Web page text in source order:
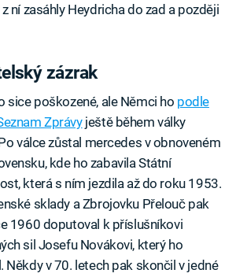
ní zasáhly Heydricha do zad a později
zázrak
sice poškozené, ale Němci ho podle
Zprávyještě během války
válce zůstal mercedes v obnoveném
kde ho zabavila Státní
která s ním jezdila až do roku 1953.
sklady a Zbrojovku Přelouč pak
1960 doputoval k příslušníkovi
sil Josefu Novákovi, který ho
Někdy v 70. letech pak skončil v jedné